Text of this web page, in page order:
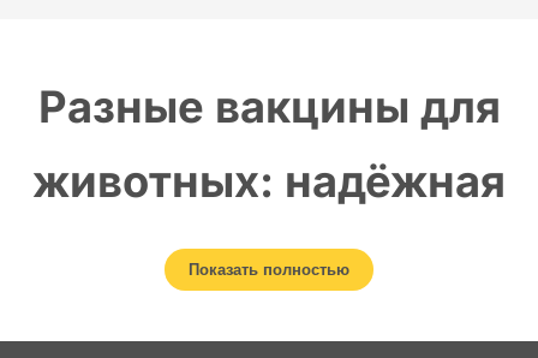
Разные вакцины для
животных: надёжная
защита здоровья в
хозяйстве
Показать полностью